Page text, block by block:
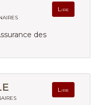
Lire
des
Lire